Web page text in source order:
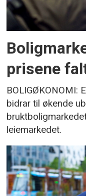
prisene
BOLIGØKONOMI:
bidrar til økende
leiemarkedet.